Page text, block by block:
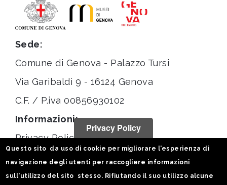
Sede:
Comune di Genova - Palazzo Tursi
Via Garibaldi 9 - 16124 Genova
C.F. / P.iva 00856930102
Informazioni:
Privacy Policy
Statistiche
Privacy Policy
Questo sito da uso di cookie per migliorare l'esperienza di
navigazione degli utenti per raccogliere informazioni
sull'utilizzo del sito stesso. Rifiutando il suo utilizzo alcune